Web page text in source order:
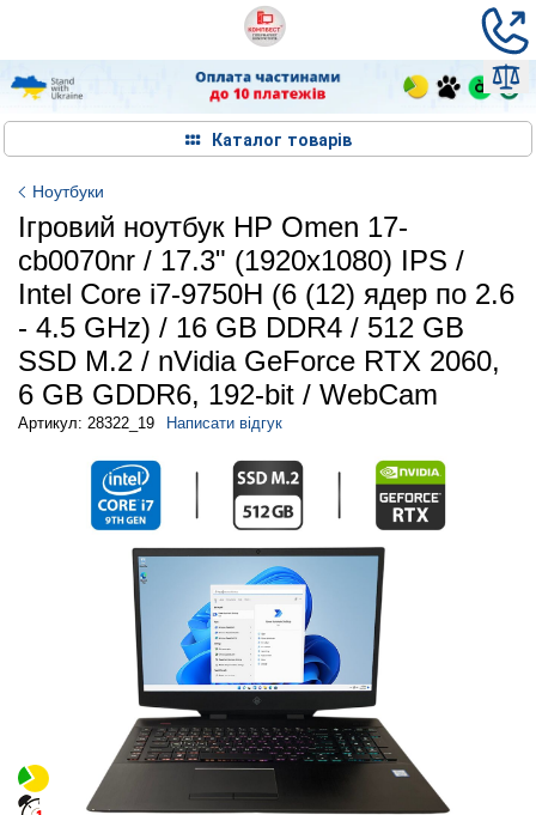
Каталог товарів
Ноутбуки
Ігровий ноутбук HP Omen 17-
cb0070nr / 17.3" (1920x1080) IPS /
Intel Core i7-9750H (6 (12) ядер по 2.6
- 4.5 GHz) / 16 GB DDR4 / 512 GB
SSD M.2 / nVidia GeForce RTX 2060,
6 GB GDDR6, 192-bit / WebCam
Артикул: 28322_19 Написати відгук